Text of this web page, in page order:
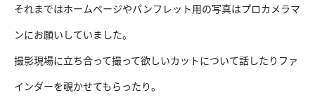
それまではホームページやパンフレット用の写真はプロカメラマ
ンにお願いしていました。
撮影現場に立ち合って撮って欲しいカットについて話したりファ
インダーを覗かせてもらったり。